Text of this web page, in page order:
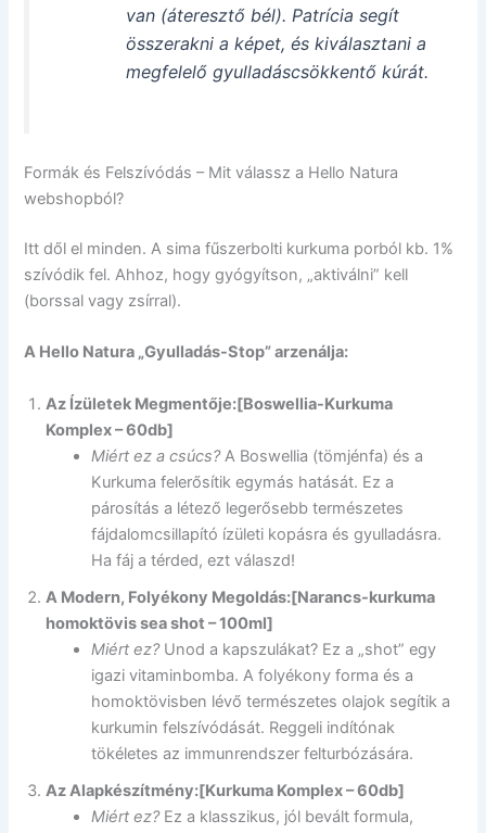
van (áteresztő bél). Patrícia segít
összerakni a képet, és kiválasztani a
megfelelő gyulladáscsökkentő kúrát.
Formák és Felszívódás – Mit válassz a Hello Natura
webshopból?
Itt dől el minden. A sima fűszerbolti kurkuma porból kb. 1%
szívódik fel. Ahhoz, hogy gyógyítson, „aktiválni” kell
(borssal vagy zsírral).
A Hello Natura „Gyulladás-Stop” arzenálja:
Az Ízületek Megmentője:[Boswellia-Kurkuma
Komplex – 60db]
Miért ez a csúcs?A Boswellia (tömjénfa) és a
Kurkuma felerősítik egymás hatását. Ez a
párosítás a létező legerősebb természetes
fájdalomcsillapító ízületi kopásra és gyulladásra.
Ha fáj a térded, ezt válaszd!
A Modern, Folyékony Megoldás:[Narancs-kurkuma
homoktövis sea shot – 100ml]
Miért ez?Unod a kapszulákat? Ez a „shot” egy
igazi vitaminbomba. A folyékony forma és a
homoktövisben lévő természetes olajok segítik a
kurkumin felszívódását. Reggeli indítónak
tökéletes az immunrendszer felturbózására.
Az Alapkészítmény:[Kurkuma Komplex – 60db]
Miért ez?Ez a klasszikus, jól bevált formula,